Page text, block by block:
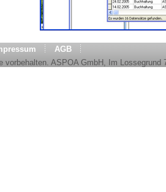
AGB
vorbehalten. ASPOA GmbH, Im